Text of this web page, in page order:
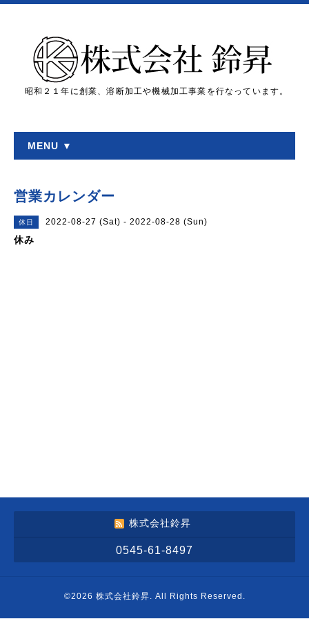
昭和２１年に創業、溶断加工や機械加工事業を行なっています。
MENU ▼
営業カレンダー
休日 2022-08-27 (Sat) - 2022-08-28 (Sun)
休み
株式会社鈴昇
0545-61-8497
©2026 株式会社鈴昇. All Rights Reserved.